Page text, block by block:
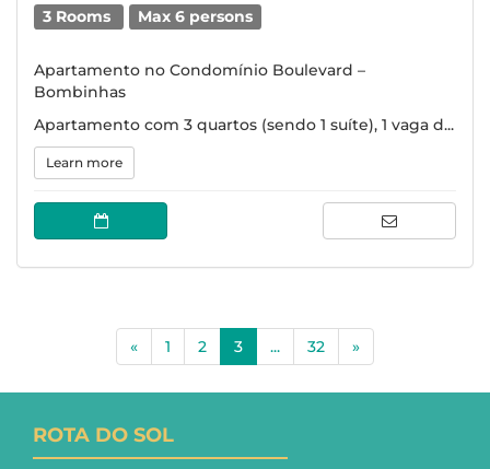
3 Rooms Max 6 persons
Apartamento no Condomínio Boulevard –
Bombinhas
Apartamento com 3 quartos (sendo 1 suíte), 1 vaga d...
Learn more
« 1 2 3(current)
... 32 »
ROTA DO SOL